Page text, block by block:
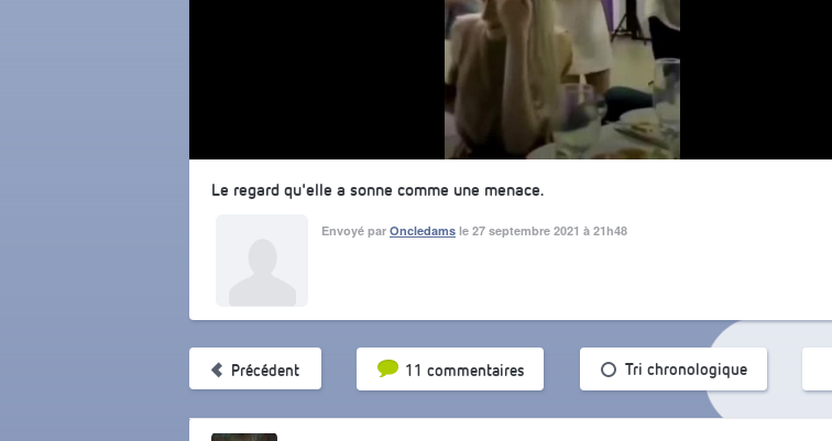
Le regard qu'elle a sonne comme une menace.
Envoyé par Oncledams le 27 septembre 2021 à 21h48
Précédent 11 commentaires
Tri par popularité Tri chronologique